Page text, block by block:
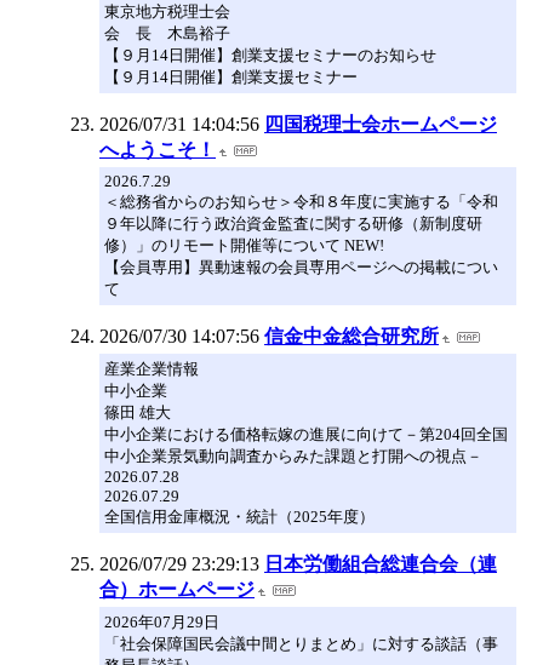
東京地方税理士会
会 長 木島裕子
【９月14日開催】創業支援セミナーのお知らせ
【９月14日開催】創業支援セミナー
2026/07/31 14:04:56 四国税理士会ホームページ
へようこそ！
2026.7.29
＜総務省からのお知らせ＞令和８年度に実施する「令和
９年以降に行う政治資金監査に関する研修（新制度研
修）」のリモート開催等について NEW!
【会員専用】異動速報の会員専用ページへの掲載につい
て
2026/07/30 14:07:56 信金中金総合研究所
産業企業情報
中小企業
篠田 雄大
中小企業における価格転嫁の進展に向けて－第204回全国
中小企業景気動向調査からみた課題と打開への視点－
2026.07.28
2026.07.29
全国信用金庫概況・統計（2025年度）
2026/07/29 23:29:13 日本労働組合総連合会（連
合）ホームページ
2026年07月29日
「社会保障国民会議中間とりまとめ」に対する談話（事